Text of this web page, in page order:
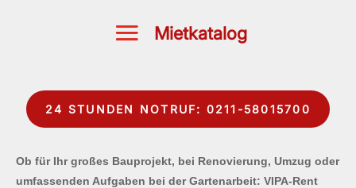
24 STUNDEN NOTRUF: 0211-58015700
Ob für Ihr großes Bauprojekt, bei Renovierung, Umzug oder
umfassenden Aufgaben bei der Gartenarbeit: VIPA-Rent